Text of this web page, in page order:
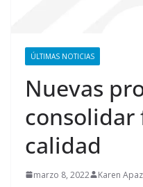
ÚLTIMAS NOTICIAS
Nuevas
consolidar
calidad
marzo 8, 2022 Karen